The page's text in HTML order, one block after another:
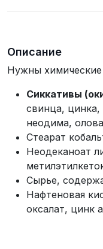
Описание
Нужны
Сиккативы
свинца, цинка,
неодима,
Стеарат
Неодеканоат
Сырье,
Нафтеновая
оксалат, цинк